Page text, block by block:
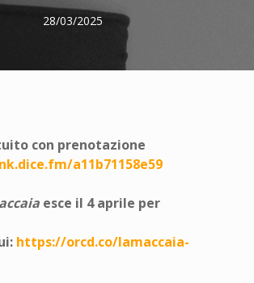
28/03/2025
con prenotazione
a11b71158e59
esce il 4 aprile per
https://orcd.co/lamaccaia-